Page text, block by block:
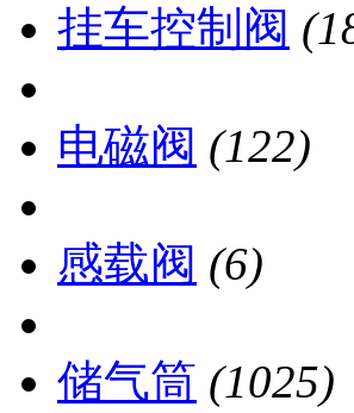
挂车控制阀
电磁阀 (122)
感载阀 (6)
储气筒 (1025)